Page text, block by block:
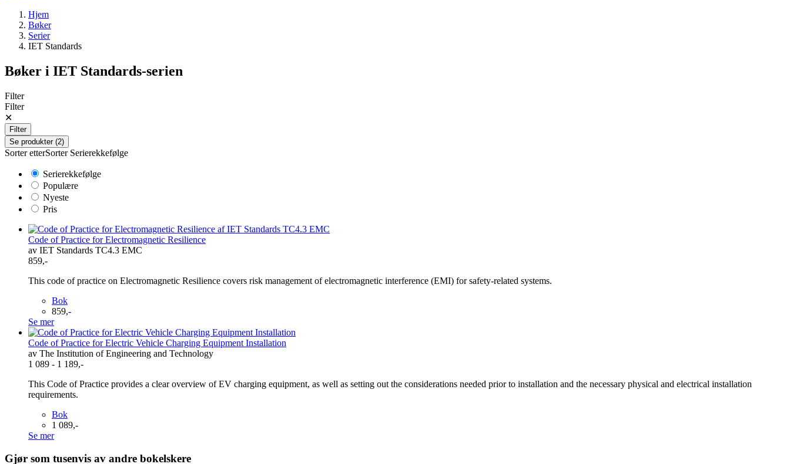
Hjem
Bøker
Serier
IET Standards
Bøker i IET Standards-serien
Filter
Filter
✕
Filter
Se produkter (2)
Sorter etterSorter Serierekkefølge
Serierekkefølge
Populære
Nyeste
Pris
Code of Practice for Electromagnetic Resilience
av IET Standards TC4.3 EMC
859,-
This code of practice on Electromagnetic Resilience covers risk management of electromagnetic interference (EMI) for safety-related systems.
Bok
859,-
Se mer
Code of Practice for Electric Vehicle Charging Equipment Installation
av The Institution of Engineering and Technology
1 089 - 1 189,-
This Code of Practice provides a clear overview of EV charging equipment, as well as setting out the considerations needed prior to installation and the necessary physical and electrical installation
requirements.
Bok
1 089,-
Se mer
Gjør som tusenvis av andre bokelskere